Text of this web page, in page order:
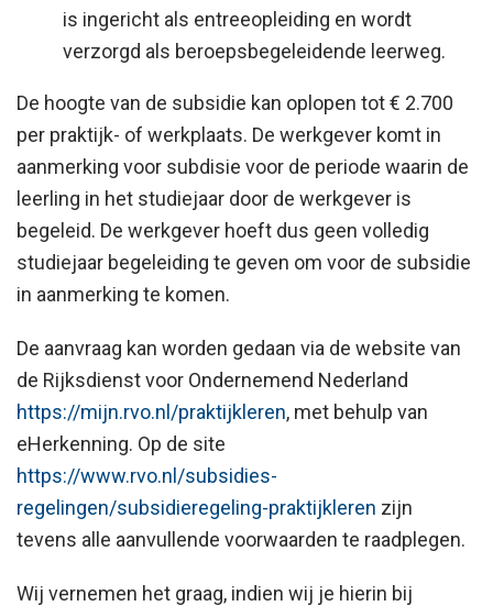
is ingericht als entreeopleiding en wordt
verzorgd als beroepsbegeleidende leerweg.
De hoogte van de subsidie kan oplopen tot € 2.700
per praktijk- of werkplaats. De werkgever komt in
aanmerking voor subdisie voor de periode waarin de
leerling in het studiejaar door de werkgever is
begeleid. De werkgever hoeft dus geen volledig
studiejaar begeleiding te geven om voor de subsidie
in aanmerking te komen.
De aanvraag kan worden gedaan via de website van
de Rijksdienst voor Ondernemend Nederland
https://mijn.rvo.nl/praktijkleren, met behulp van
eHerkenning. Op de site
https://www.rvo.nl/subsidies-
regelingen/subsidieregeling-praktijkleren zijn
tevens alle aanvullende voorwaarden te raadplegen.
Wij vernemen het graag, indien wij je hierin bij